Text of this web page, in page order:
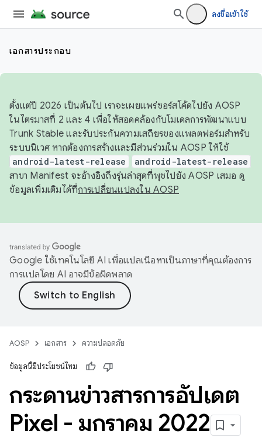
ลงชื่อเข้าใช้
เอกสารประกอบ
ตั้งแต่ปี 2026 เป็นต้นไป เราจะเผยแพร่ซอร์สโค้ดไปยัง AOSP
ในไตรมาสที่ 2 และ 4 เพื่อให้สอดคล้องกับโมเดลการพัฒนาแบบ
Trunk Stable และรับประกันความเสถียรของแพลตฟอร์มสำหรับ
ระบบนิเวศ หากต้องการสร้างและมีส่วนร่วมใน AOSP ให้ใช้
android-latest-release android-latest-release
สาขา Manifest จะอ้างอิงถึงรุ่นล่าสุดที่พุชไปยัง AOSP เสมอ ดู
ข้อมูลเพิ่มเติมได้ที่การเปลี่ยนแปลงใน AOSP
Google ใช้เทคโนโลยี AI เพื่อแปลเนื้อหาเป็นภาษาที่คุณต้องการ
การแปลโดย AI อาจมีข้อผิดพลาด
AOSP เอกสาร ความปลอดภัย
ข้อมูลนี้มีประโยชน์ไหม
กระดานข่าวสารการอัปเดต
Pixel - มกราคม 2022